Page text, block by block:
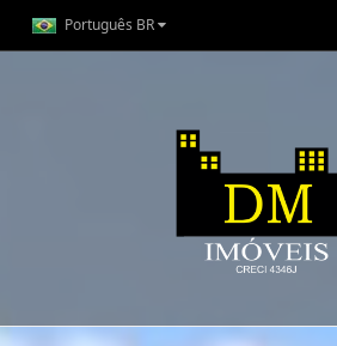
Português BR